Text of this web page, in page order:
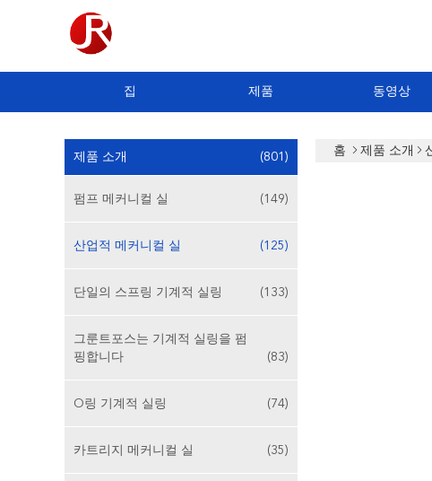
집 제품 동영상
제품 소개 (801)
펌프 메커니컬 실 (149)
산업적 메커니컬 실 (125)
단일의 스프링 기계적 실링 (133)
그룬트포스는 기계적 실링을 펌
핑합니다
(83)
O링 기계적 실링 (74)
카트리지 메커니컬 실 (35)
홈 제품 소개